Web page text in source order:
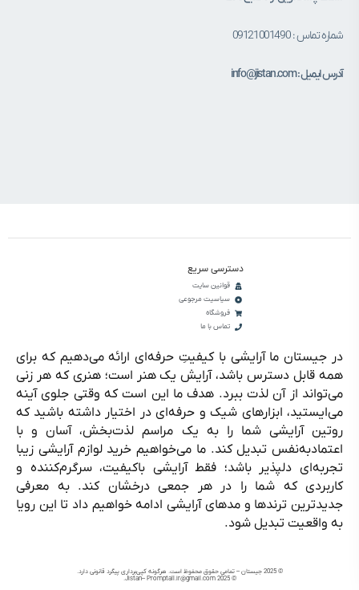
شماره تماس : 09121001490
آدرس ایمیل : info@jistan.com
دسترسی سریع
قوانین سایت
سیاسیت مرجوعی
فروشگاه
تماس با ما
در جیستان ما آرایشی با کیفیتِ حرفه‌ای ارائه می‌دهیم که برای
همه قابل دسترس باشد، آرایش یک هنر است؛ هنری که هر زنی
می‌تواند از آن لذت ببرد. هدف ما این است که وقتی جلوی آینه
می‌ایستید، ابزارهای شیک و حرفه‌ای در اختیار داشته باشید که
روتین آرایشی شما را به یک مراسم لذت‌بخش، آسان و با
اعتمادبه‌نفس تبدیل کند. ما می‌خواهیم خرید لوازم آرایشی زیبا
تجربه‌ای دلپذیر باشد؛ فقط آرایشی باکیفیت، سرگرم‌کننده و
کاربردی که شما را در هر جمعی درخشان کند. به معرفی
جدیدترین ترندها و مدهای آرایشی ادامه خواهیم داد تا این رویا
به واقعیت تبدیل شود.
© 2025 جیستان – تمامی حقوق محفوظ است. هرگونه کپی‌برداری پیگرد قانونی دارد.
© 2025 Jistan– Promptall.ir@gmail.com.